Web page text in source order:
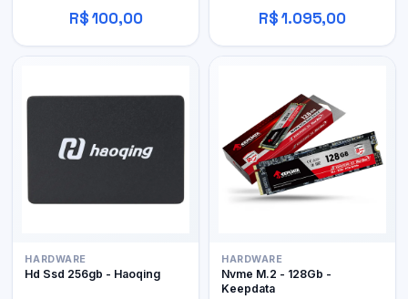
R$ 100,00 R$ 1.095,00
HARDWARE
Hd Ssd 256gb - Haoqing
HARDWARE
Nvme M.2 - 128Gb -
Keepdata